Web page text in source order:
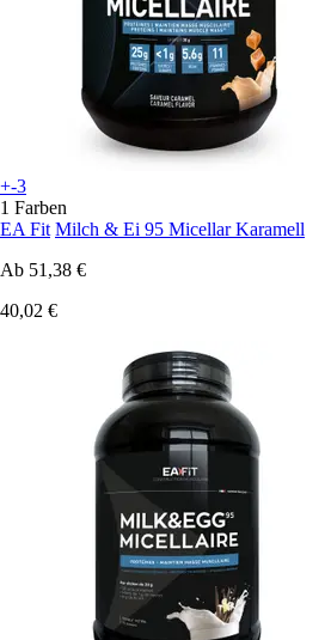
+-3
1 Farben
EA Fit Milch & Ei 95 Micellar Karamell
Ab 51,38 €
40,02 €